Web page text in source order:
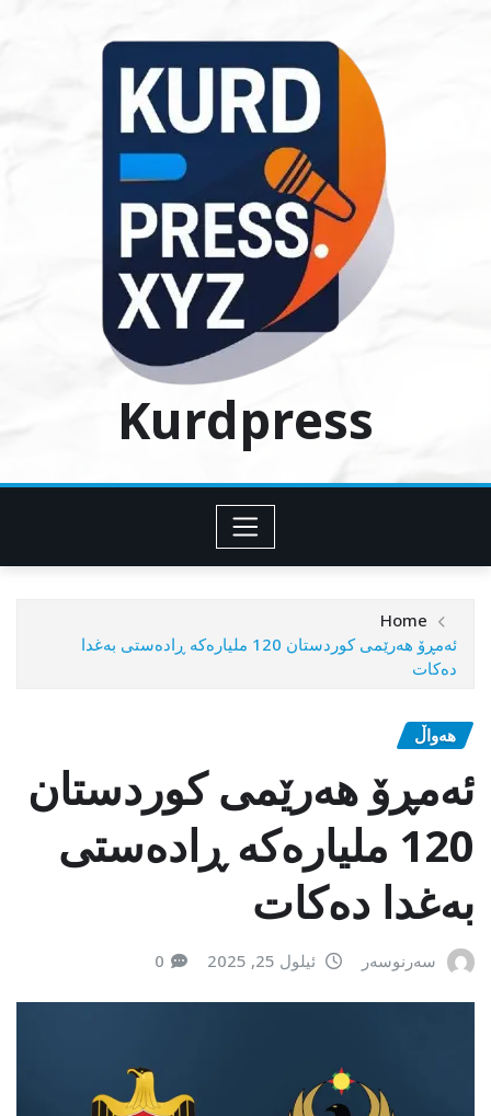
Kurdpress
Home
ئەمڕۆ هەرێمی کوردستان 120 ملیارەکە ڕادەستی بەغدا
دەکات
هەواڵ
ئەمڕۆ هەرێمی کوردستان
120 ملیارەکە ڕادەستی
بەغدا دەکات
سەرنوسەر ئیلول 25, 2025 0